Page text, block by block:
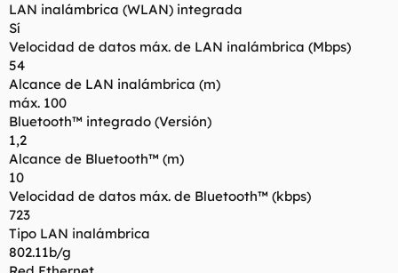
LAN inalámbrica (WLAN) integrada
Sí
Velocidad de datos máx. de LAN inalámbrica (Mbps)
54
Alcance de LAN inalámbrica (m)
máx. 100
Bluetooth™ integrado (Versión)
1,2
Alcance de Bluetooth™ (m)
10
Velocidad de datos máx. de Bluetooth™ (kbps)
723
Tipo LAN inalámbrica
802.11b/g